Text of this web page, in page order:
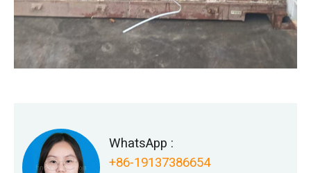
WhatsApp :
+86-19137386654